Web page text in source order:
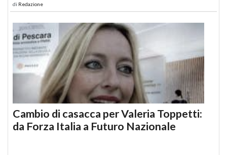
di Redazione
Cambio di casacca per Valeria Toppetti:
da Forza Italia a Futuro Nazionale